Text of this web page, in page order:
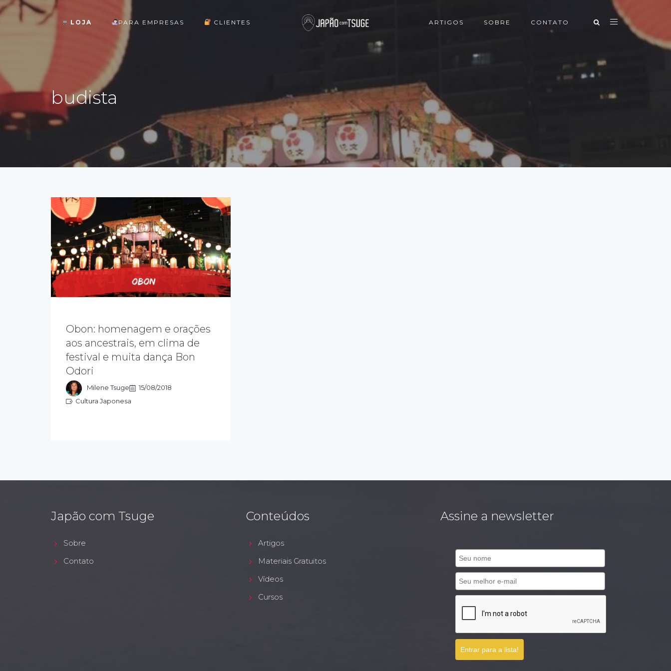
LOJA PARA EMPRESAS CLIENTES ARTIGOS SOBRE CONTATO
budista
Obon: homenagem e orações
aos ancestrais, em clima de
festival e muita dança Bon
Odori
Milene Tsuge
15/08/2018
Cultura Japonesa
Existem várias teorias para a origem
do Obon, mas no Japão, o evento é
destinado a cultuar a memória dos
antepassados e guiar as almas a
encontrarem a paz, no mundo
espiritual.
Japão com Tsuge
Sobre
Contato
Conteúdos
Artigos
Materiais Gratuitos
Vídeos
Cursos
Assine a newsletter
Entrar para a lista!